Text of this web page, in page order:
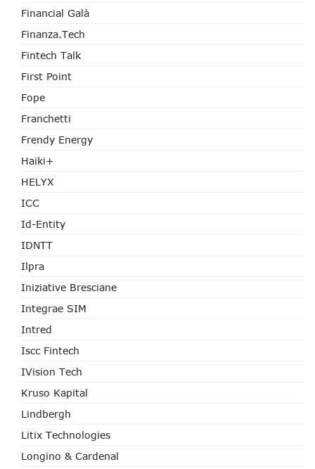
Financial Galà
Finanza.tech
Fintech Talk
First Point
Fope
Franchetti
Frendy Energy
Haiki+
HELYX
ICC
Id-Entity
IDNTT
Ilpra
Iniziative Bresciane
Integrae SIM
Intred
Iscc Fintech
IVision Tech
Kruso Kapital
Lindbergh
Litix Technologies
Longino & Cardenal